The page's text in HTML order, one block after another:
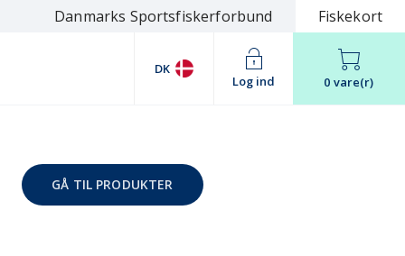
Danmarks Sportsfiskerforbund Fiskekort
DK
Log ind
0 vare(r)
GÅ TIL PRODUKTER